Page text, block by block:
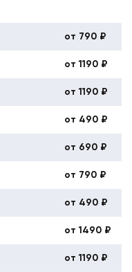
от 790 ₽
от 1190 ₽
от 1190 ₽
от 490 ₽
от 690 ₽
от 790 ₽
от 490 ₽
от 1490 ₽
от 1190 ₽